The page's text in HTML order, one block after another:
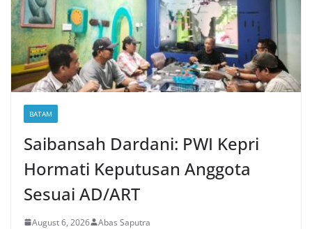
BATAM
Saibansah Dardani: PWI Kepri
Hormati Keputusan Anggota
Sesuai AD/ART
August 6, 2026 Abas Saputra